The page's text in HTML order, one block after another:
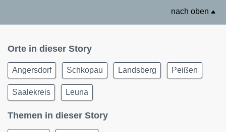
nach oben
Orte in dieser Story
Angersdorf Schkopau Landsberg Peißen
Saalekreis Leuna
Themen in dieser Story